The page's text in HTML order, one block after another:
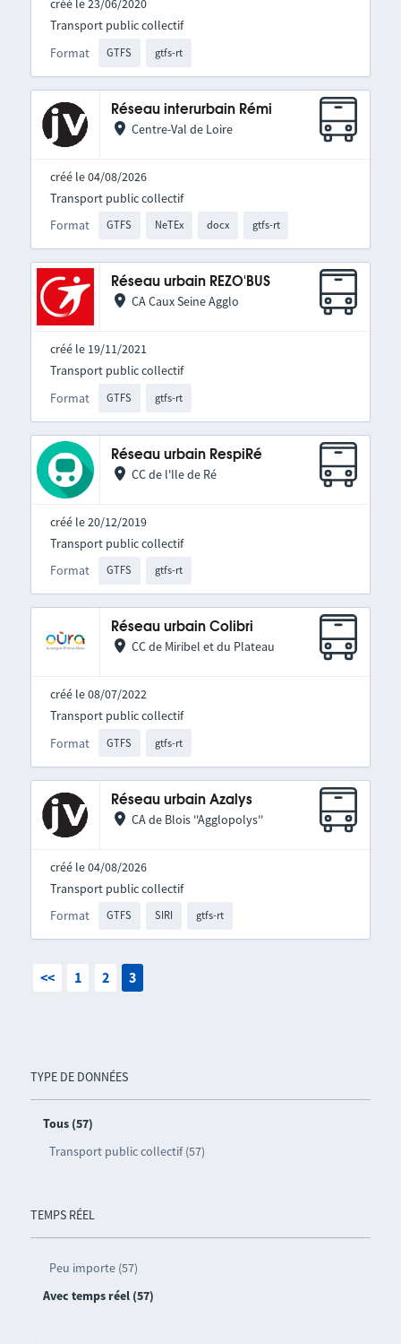
TYPE DE DONNÉES
Tous (57)
Transport public collectif (57)
TEMPS RÉEL
Peu importe (57)
Avec temps réel (57)
créé le 23/06/2020
Format GTFS gtfs-rt
Transport public collectif
Réseau interurbain Rémi
Centre-Val de Loire
créé le 04/08/2026
Format GTFS NeTEx docx gtfs-rt
Transport public collectif
Réseau urbain REZO'BUS
CA Caux Seine Agglo
créé le 19/11/2021
Format GTFS gtfs-rt
Transport public collectif
Réseau urbain RespiRé
CC de l'Ile de Ré
créé le 20/12/2019
Format GTFS gtfs-rt
Transport public collectif
Réseau urbain Colibri
CC de Miribel et du Plateau
créé le 08/07/2022
Format GTFS gtfs-rt
Transport public collectif
Réseau urbain Azalys
CA de Blois ''Agglopolys''
créé le 04/08/2026
Format GTFS SIRI gtfs-rt
Transport public collectif
<< 1 2 3